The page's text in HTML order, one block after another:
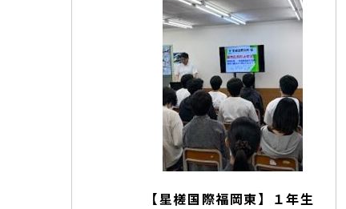
【星槎国際福岡東】１年生